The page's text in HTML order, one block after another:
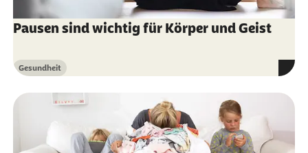
Pausen sind wichtig für Körper und Geist
Kategorie
Gesundheit